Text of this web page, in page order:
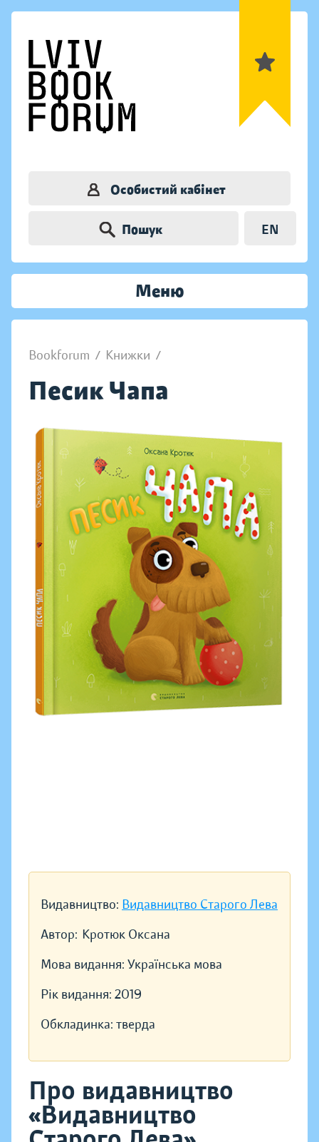
Особистий кабінет
Пошук EN
Меню
Bookforum / Книжки /
Песик Чапа
Видавництво: Видавництво Старого Лева
Автор: Кротюк Оксана
Мова видання: Українська мова
Рік видання: 2019
Обкладинка: тверда
Про видавництво
«Видавництво